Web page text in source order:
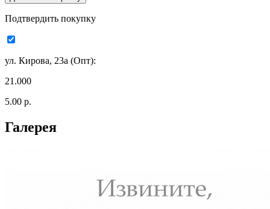
Подтвердить покупку
ул. Кирова, 23а (Опт):
21.000
5.00 р.
Галерея